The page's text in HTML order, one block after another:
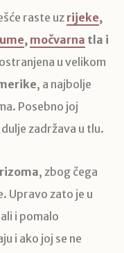
raste uz rijeke,
, močvarna tla i
u velikom
, a najbolje
Posebno joj
zadržava u tlu.
, zbog čega
Upravo zato je u
i pomalo
i ako joj se ne